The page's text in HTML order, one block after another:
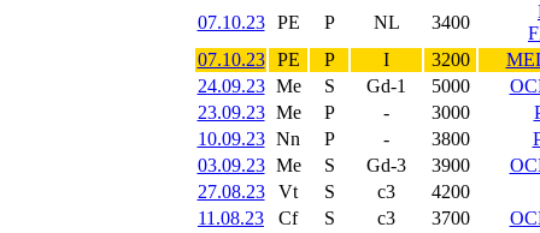
07.10.23
PE P NL 3400
07.10.23
PE P I 3200
24.09.23 Me S Gd-1 5000
23.09.23 Me P - 3000
10.09.23 Nn P - 3800
03.09.23 Me S Gd-3 3900
27.08.23
Vt S c3
4200
11.08.23
Cf S c3 3700